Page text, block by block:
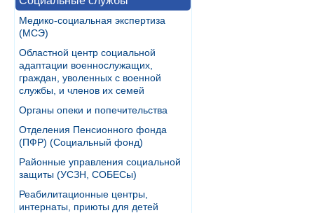
Медико-социальная экспертиза
(МСЭ)
Областной центр социальной
адаптации военнослужащих,
граждан, уволенных с военной
службы, и членов их семей
Органы опеки и попечительства
Отделения Пенсионного фонда
(ПФР) (Социальный фонд)
Районные управления социальной
защиты (УСЗН, СОБЕСы)
Реабилитационные центры,
интернаты, приюты для детей